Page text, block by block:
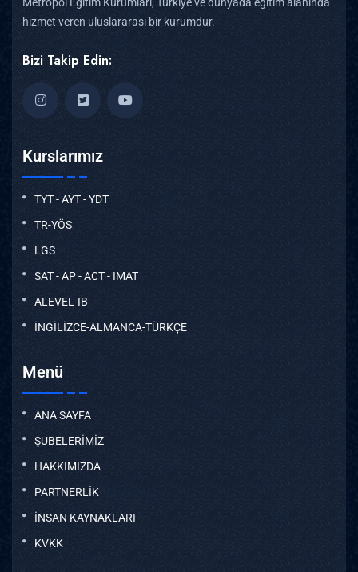
hizmet veren uluslararası bir kurumdur.
Bizi Takip Edin:
Kurslarımız
TYT - AYT - YDT
TR-YÖS
LGS
SAT - AP - ACT - IMAT
ALEVEL-IB
İNGİLİZCE-ALMANCA-TÜRKÇE
Menü
ANA SAYFA
ŞUBELERİMİZ
HAKKIMIZDA
PARTNERLİK
İNSAN KAYNAKLARI
KVKK